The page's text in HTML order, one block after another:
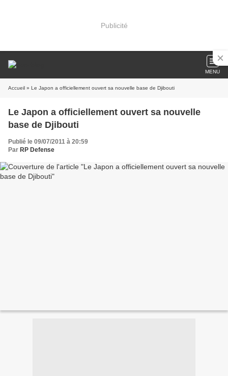
Publicité
MENU
Accueil » Le Japon a officiellement ouvert sa nouvelle base de Djibouti
Le Japon a officiellement ouvert sa nouvelle
base de Djibouti
Publié le 09/07/2011 à 20:59
Par RP Defense